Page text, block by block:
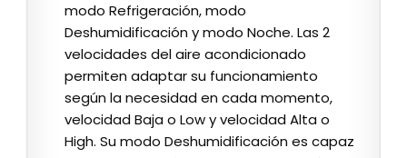
modo Refrigeración, modo
Deshumidificación y modo Noche. Las 2
velocidades del aire acondicionado
permiten adaptar su funcionamiento
según la necesidad en cada momento,
velocidad Baja o Low y velocidad Alta o
High. Su modo Deshumidificación es capaz